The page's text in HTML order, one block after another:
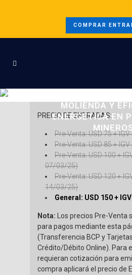
COMPRAR
MOLIENDA Y
ENERGÉTICA EN
PRECIO DE ENTRADAS:
Pre-Venta: USD 75 +
Pre-Venta: USD 85 +
Pre-Venta: USD 100 +
07/03/25)
Pre-Venta: USD 120 +
14/03/25)
General: USD 150 + IGV
Nota: Los precios Pre-Venta
para pagos mediante esta
(Transferencia BCP y
Crédito/Débito Online). Para
requieran cotización para
compra aplicará el precio de